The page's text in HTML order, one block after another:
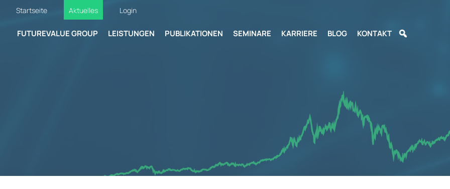
Startseite Aktuelles Login
FUTUREVALUE GROUP LEISTUNGEN PUBLIKATIONEN SEMINARE KARRIERE BLOG KONTAKT